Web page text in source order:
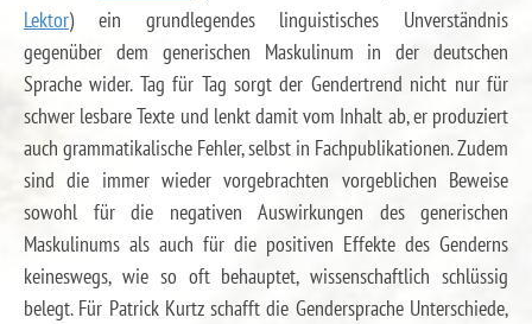
Lektor) ein grundlegendes linguistisches Unverständnis
gegenüber dem generischen Maskulinum in der deutschen
Sprache wider. Tag für Tag sorgt der Gendertrend nicht nur für
schwer lesbare Texte und lenkt damit vom Inhalt ab, er produziert
auch grammatikalische Fehler, selbst in Fachpublikationen. Zudem
sind die immer wieder vorgebrachten vorgeblichen Beweise
sowohl für die negativen Auswirkungen des generischen
Maskulinums als auch für die positiven Effekte des Genderns
keineswegs, wie so oft behauptet, wissenschaftlich schlüssig
belegt. Für Patrick Kurtz schafft die Gendersprache Unterschiede,